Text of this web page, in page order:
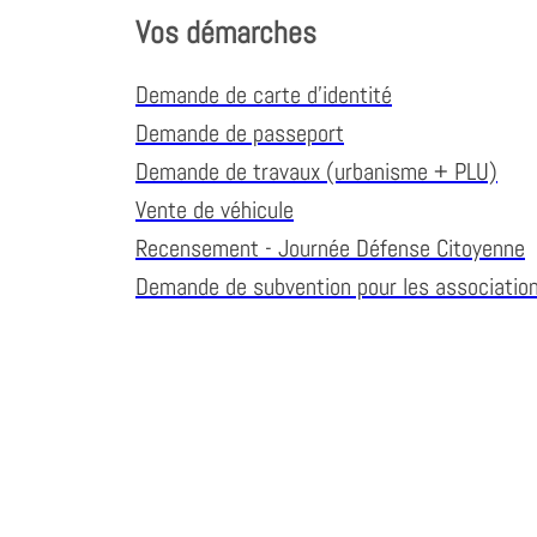
Vos démarches
Demande de carte d'identité
Demande de passeport
Demande de travaux (urbanisme + PLU)
Vente de véhicule
Recensement - Journée Défense Citoyenne
Demande de subvention pour les